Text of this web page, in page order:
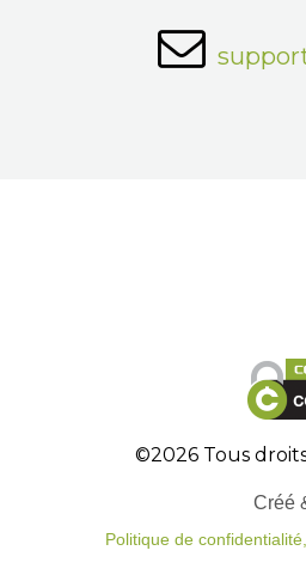
©2026 Tous
Créé
Politique de